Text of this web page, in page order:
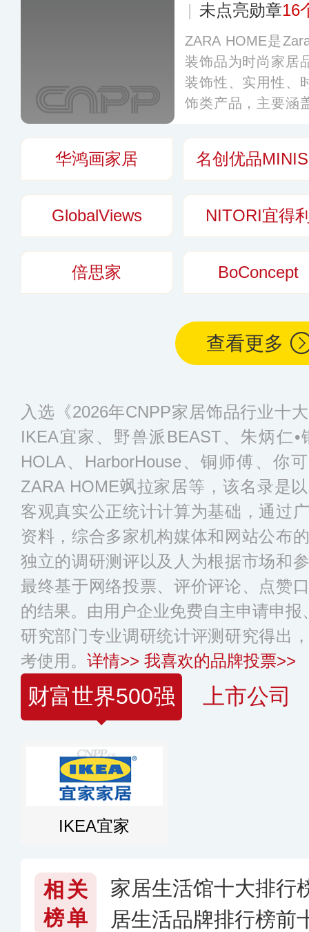
| 未点亮勋章16
ZARA HOME是
装饰品为时尚家居
装饰性、实用性、
饰类产品，主要涵
加上考究的品质重
度。更多
华鸿画家居 名创优品
GlobalViews NITORI宜得
倍思家 BoConcept
查看更多
入选《2026年CNPP家居饰品行业十
IKEA宜家、野兽派BEAST、朱炳仁
HOLA、HarborHouse、铜师傅、你
ZARA HOME飒拉家居等，该名录是
客观真实公正统计计算为基础，通过
资料，综合多家机构媒体和网站公布
独立的调研测评以及人为根据市场和
最终基于网络投票、评价评论、点赞
的结果。由用户企业免费自主申请申
研究部门专业调研统计评测研究得出
考使用。 详情>> 我喜欢的品牌投票>>
财富世界500强 上市公司
IKEA宜家
相关
榜单
家居生活馆十大排行
居生活品牌排行榜前